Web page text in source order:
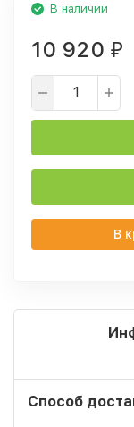
В наличии
10 920 ₽
В
Способ